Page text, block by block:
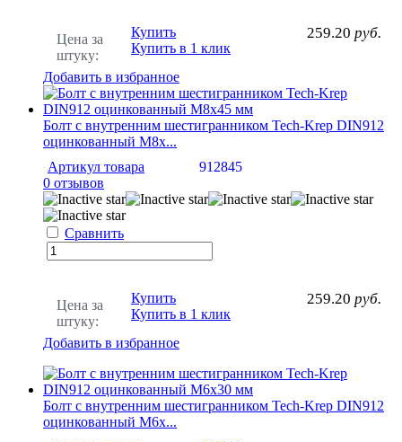
Цена за
штуку:
259.20 руб.
Купить
Купить в 1 клик
Добавить в избранное
Болт с внутренним шестигранником Tech-Krep DIN912
оцинкованный М8х...
Артикул товара
912845
0 отзывов
Сравнить
Цена за
штуку:
259.20 руб.
Купить
Купить в 1 клик
Добавить в избранное
Болт с внутренним шестигранником Tech-Krep DIN912
оцинкованный М6х...